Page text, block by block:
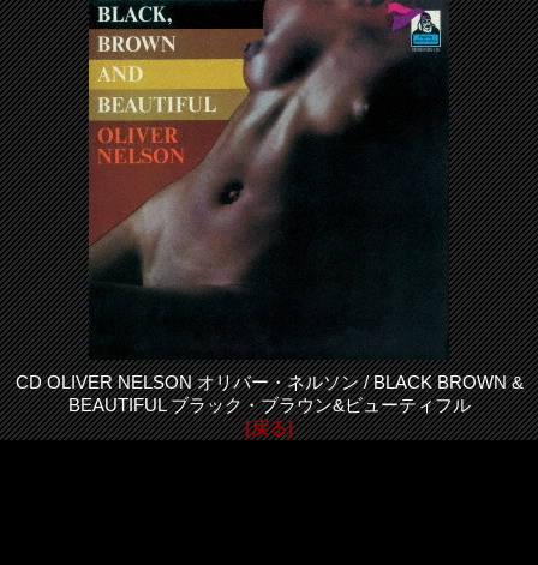
CD OLIVER NELSON オリバー・ネルソン / BLACK BROWN &
BEAUTIFUL ブラック・ブラウン&ビューティフル
[戻る]